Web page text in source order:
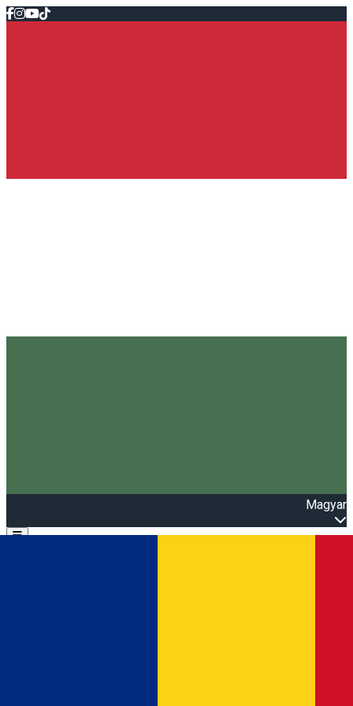
Magyar
Open main menu